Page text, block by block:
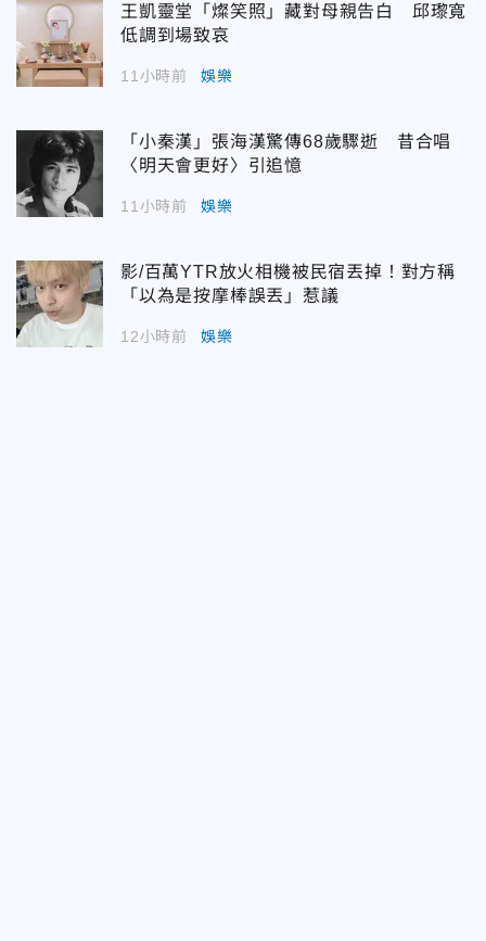
王凱靈堂「燦笑照」藏對母親告白 邱瓈寬
低調到場致哀
11小時前 娛樂
「小秦漢」張海漢驚傳68歲驟逝 昔合唱
〈明天會更好〉引追憶
11小時前 娛樂
影/百萬YTR放火相機被民宿丟掉！對方稱
「以為是按摩棒誤丟」惹議
12小時前 娛樂